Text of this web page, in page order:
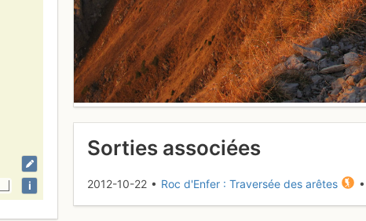
i
Sorties associées
2012-10-22 • Roc d'Enfer : Traversée des arêtes